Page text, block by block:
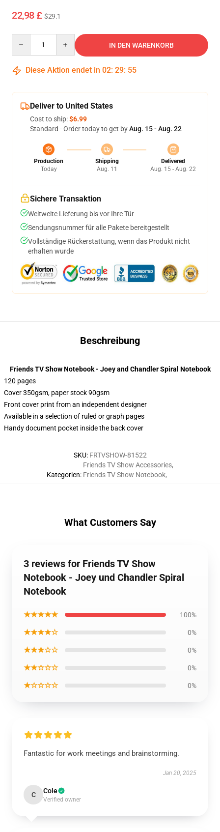
22,98 £ $29.1
IN DEN WARENKORB
Diese Aktion endet in 02: 29: 54
Deliver to United States
Cost to ship:$6.99
Standard - Order today to get byAug. 15 - Aug. 22
Production
Today
Shipping
Aug. 11
Delivered
Aug. 15 - Aug. 22
Sichere Transaktion
Weltweite Lieferung bis vor Ihre Tür
Sendungsnummer für alle Pakete bereitgestellt
Vollständige Rückerstattung, wenn das Produkt nicht
erhalten wurde
Beschreibung
Friends TV Show Notebook - Joey and Chandler Spiral Notebook
120 pages
Cover 350gsm, paper stock 90gsm
Front cover print from an independent designer
Available in a selection of ruled or graph pages
Handy document pocket inside the back cover
SKU: FRTVSHOW-81522
Kategorien:
Friends TV Show Accessories,
Friends TV Show Notebook,
What Customers Say
3 reviews for Friends TV Show
Notebook - Joey und Chandler Spiral
Notebook
★★★★★ 100%
★★★★☆ 0%
★★★☆☆ 0%
★★☆☆☆ 0%
★☆☆☆☆ 0%
Fantastic for work meetings and brainstorming.
Jan 20, 2025
C Cole
Verified owner